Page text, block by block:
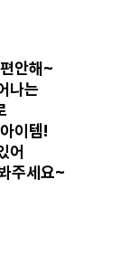
안해~
나는
이템!
어
주세요~